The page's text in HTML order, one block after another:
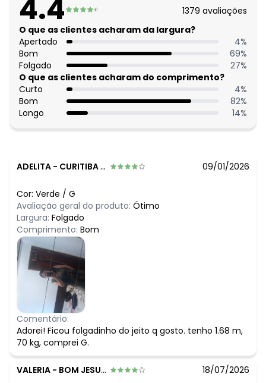
maio/2026 R$ 89,99
abril/2026 R$ 79,99
março/2026
fevereiro/2026 R$ 99,99
4.4 1379 avaliações
O que as clientes acharam da largura?
Apertado
4%
Bom
69%
Folgado
27%
O que as clientes acharam do comprimento?
Curto
4%
Bom
82%
Longo
14%
ADELITA - CURITIBA - PR 09/01/2026
Cor: Verde / G
Avaliação geral do produto: Ótimo
Largura: Folgado
Comprimento: Bom
Comentário:
Adorei! Ficou folgadinho do jeito q gosto. tenho 1.68 m,
70 kg, comprei G.
VALERIA - BOM JESUS DA LAPA - BA 18/07/2026